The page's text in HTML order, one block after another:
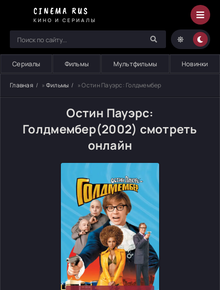
CINEMA RUS
КИНО И СЕРИАЛЫ
Сериалы Фильмы Мультфильмы Новинки
Главная » Фильмы » Остин Пауэрс: Голдмембер
Остин Пауэрс:
Голдмембер(2002) смотреть
онлайн